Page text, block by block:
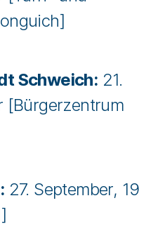
Schweich: 21.
[Bürgerzentrum
27. September, 19